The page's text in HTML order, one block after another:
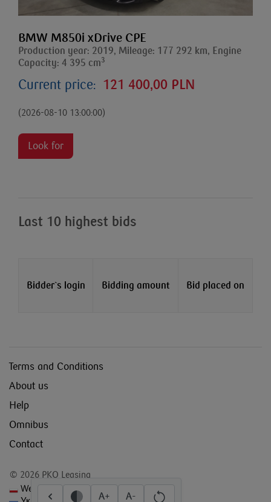
BMW M850i xDrive CPE
Production year: 2019, Mileage: 177 292 km, Engine
Capacity: 4 395 cm3
Current price: 121 400,00 PLN
(2026-08-10 13:00:00)
Look for
Last 10 highest bids
Bidder`s login Bidding amount Bid placed on
Terms and Conditions
About us
Help
Omnibus
Contact
© 2026 PKO Leasing
Wersja polska
A+ A-